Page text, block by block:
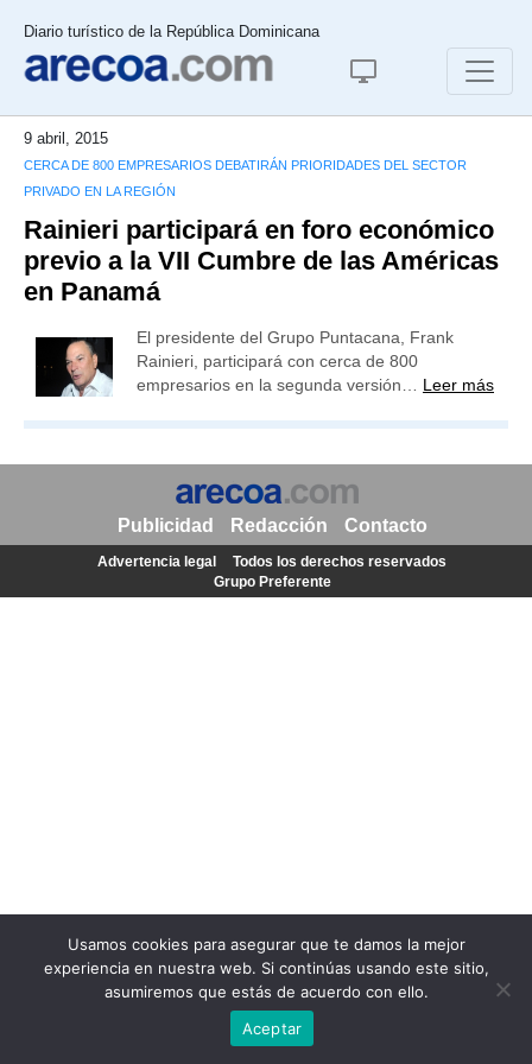
Diario turístico de la República Dominicana
9 abril, 2015
CERCA DE 800 EMPRESARIOS DEBATIRÁN PRIORIDADES DEL SECTOR
PRIVADO EN LA REGIÓN
Rainieri participará en foro económico
previo a la VII Cumbre de las Américas
en Panamá
El presidente del Grupo Puntacana, Frank
Rainieri, participará con cerca de 800
empresarios en la segunda versión… Leer más
Usamos cookies para asegurar que te damos la mejor
experiencia en nuestra web. Si continúas usando este sitio,
asumiremos que estás de acuerdo con ello.
Aceptar
Publicidad Redacción Contacto
Advertencia legal
Todos los derechos reservados
Grupo Preferente